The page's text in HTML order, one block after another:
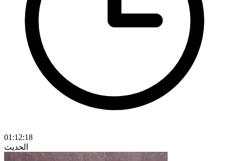
01:12:18
الحديث